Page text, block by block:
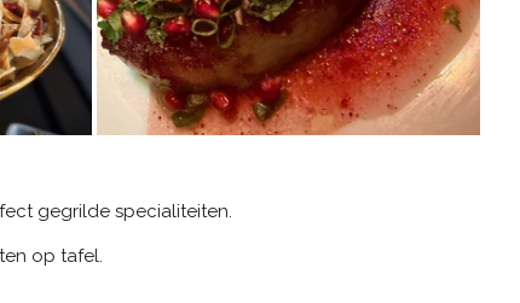
gegrilde specialiteiten.
op tafel.